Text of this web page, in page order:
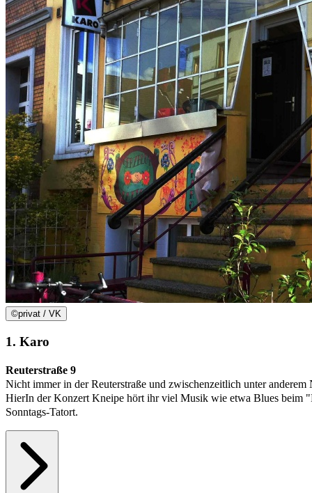
©privat / VK
1. Karo
Reuterstraße 9
Nicht immer in der Reuterstraße und zwischenzeitlich unter
HierIn der Konzert Kneipe hört ihr viel Musik wie etwa Blues beim
Sonntags-Tatort.